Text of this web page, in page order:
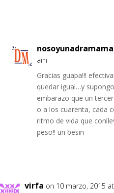
am
Gracias guapa!!!
quedar igual…y
embarazo que un
o a los cuarenta, cada
ritmo de vida que
peso!! un besin
virfa on 10 marzo, 2015